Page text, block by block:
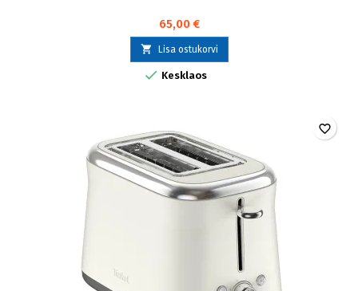
65,00 €
 Lisa ostukorvi
 Kesklaos
favorite_border